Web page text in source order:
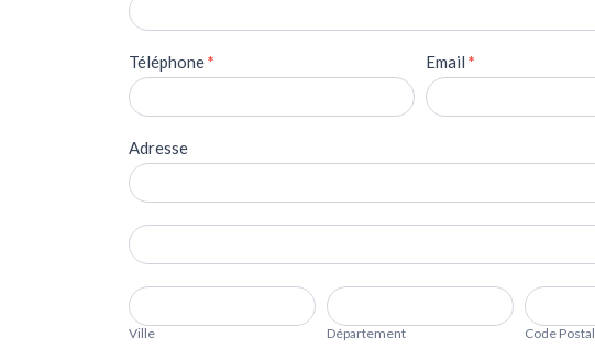
Téléphone* Email*
Adresse
Adresse
Adresse
Ville
Ville
Département
Département
Code
Postal
Code Postal